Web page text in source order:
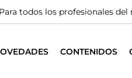
Para todos los profesionales del
CONTENIDOS